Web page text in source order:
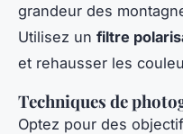
grandeur des
Utilisez un filtre
et rehausser les
Techniques de
Optez pour des